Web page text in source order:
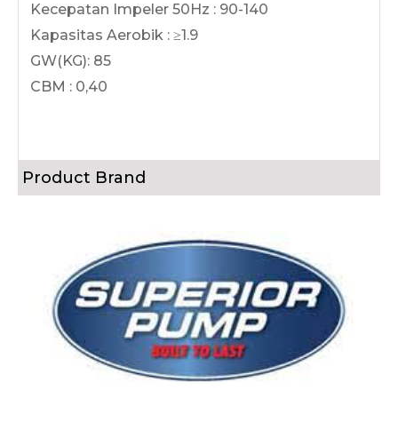
Kecepatan Impeler 50Hz : 90-140
Kapasitas Aerobik : ≥1.9
GW(KG): 85
CBM : 0,40
Product Brand